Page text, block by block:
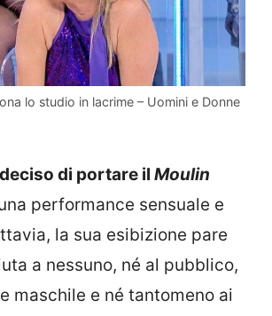
lo studio in lacrime – Uomini e Donne
di portare il Moulin
performance sensuale e
la sua esibizione pare
a nessuno, né al pubblico,
maschile e né tantomeno ai